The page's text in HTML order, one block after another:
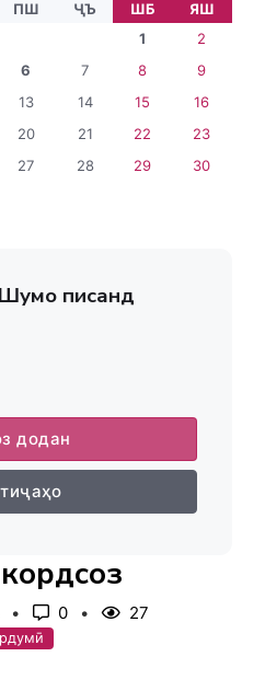
ПШ ҶЪ ШБ
ЯШ
1
2
6 7 8
9
13 14 15
16
20 21 22
23
27 28 29
30
писанд
додан
0 27